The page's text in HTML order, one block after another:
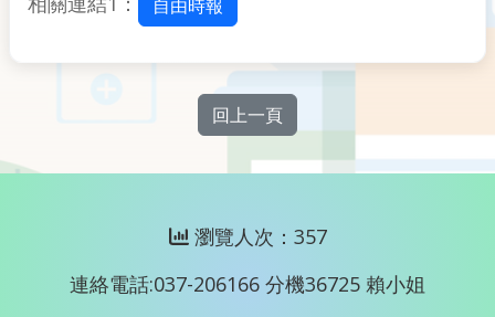
自由時報
回上一頁
瀏覽人次：357
連絡電話:037-206166 分機36725 賴小姐